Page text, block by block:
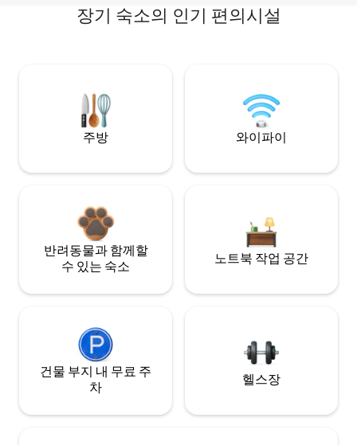
장기 숙소의 인기 편의시설
주방 와이파이
반려동물과 함께할
수 있는 숙소
노트북 작업 공간
건물 부지 내 무료 주
차
헬스장